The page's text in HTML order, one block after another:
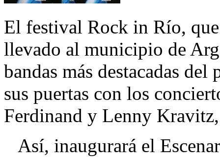
El festival Rock in Río,
llevado al municipio de
bandas más destacadas
sus puertas con los
Ferdinand y Lenny
Así, inaugurará el